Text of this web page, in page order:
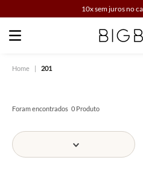
10x sem juros no
201
0 Produto